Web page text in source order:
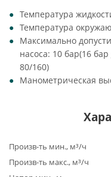
Температура
Температура
Максимально
насоса: 10 бар(16
80/160)
Манометрическая
Произв-ть мин., м³/ч
Произв-ть макс., м³/ч